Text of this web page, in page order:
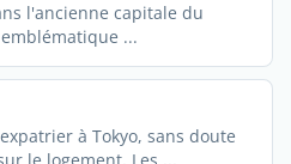
l'ancienne capitale du
...
à Tokyo, sans doute